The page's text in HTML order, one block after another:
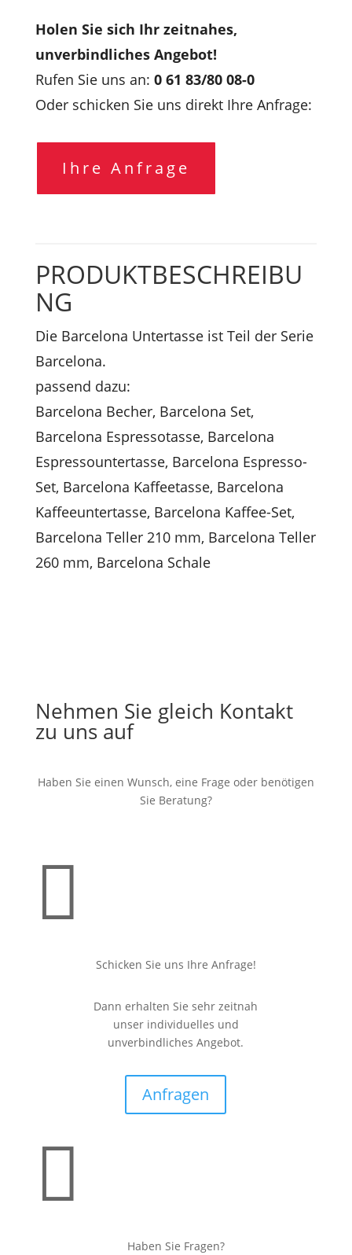
Holen Sie sich Ihr zeitnahes,
unverbindliches Angebot!
Rufen Sie uns an: 0 61 83/80 08-0
Oder schicken Sie uns direkt Ihre Anfrage:
Ihre Anfrage
PRODUKTBESCHREIBU
NG
Die Barcelona Untertasse ist Teil der Serie
Barcelona.
passend dazu:
Barcelona Becher, Barcelona Set,
Barcelona Espressotasse, Barcelona
Espressountertasse, Barcelona Espresso-
Set, Barcelona Kaffeetasse, Barcelona
Kaffeeuntertasse, Barcelona Kaffee-Set,
Barcelona Teller 210 mm, Barcelona Teller
260 mm, Barcelona Schale
Nehmen Sie gleich Kontakt
zu uns auf
Haben Sie einen Wunsch, eine Frage oder benötigen
Sie Beratung?

Schicken Sie uns Ihre Anfrage!
Dann erhalten Sie sehr zeitnah
unser individuelles und
unverbindliches Angebot.
Anfragen

Haben Sie Fragen?